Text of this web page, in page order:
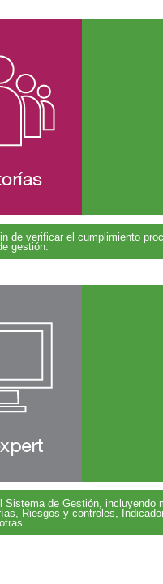
de verificar el cumplimiento
gestión.
de Gestión, incluyendo
Riesgos y controles,